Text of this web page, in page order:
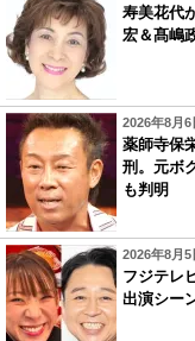
寿美花代
宏＆髙嶋
2026年8月
薬師寺保
刑。元ボ
も判明
2026年8月
フジテレ
出演シー